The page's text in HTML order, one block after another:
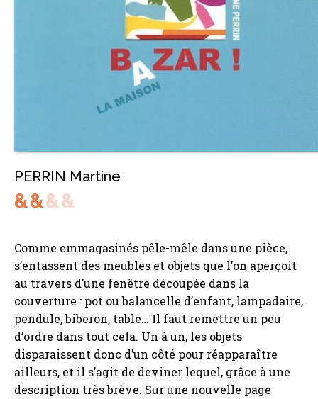
PERRIN Martine
Comme emmagasinés pêle-mêle dans une pièce,
s’entassent des meubles et objets que l’on aperçoit
au travers d’une fenêtre découpée dans la
couverture : pot ou balancelle d’enfant, lampadaire,
pendule, biberon, table… Il faut remettre un peu
d’ordre dans tout cela. Un à un, les objets
disparaissent donc d’un côté pour réapparaître
ailleurs, et il s’agit de deviner lequel, grâce à une
description très brève. Sur une nouvelle page